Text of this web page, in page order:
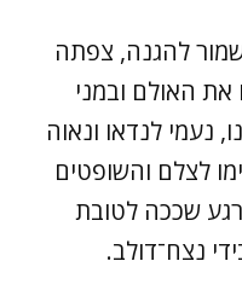
להגנה, צפתה
את האולם ובמני
נעמי לנדאו ונאוה
לצלם והשופטים
שככה לטובת
נצח־דולב.